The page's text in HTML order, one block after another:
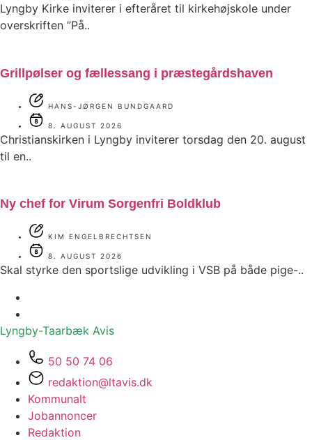
Lyngby Kirke inviterer i efteråret til kirkehøjskole under
overskriften ”På..
Grillpølser og fællessang i præstegårdshaven
HANS-JØRGEN BUNDGAARD
8. AUGUST 2026
Christianskirken i Lyngby inviterer torsdag den 20. august
til en..
Ny chef for Virum Sorgenfri Boldklub
KIM ENGELBRECHTSEN
8. AUGUST 2026
Skal styrke den sportslige udvikling i VSB på både pige-..
Lyngby-Taarbæk Avis
50 50 74 06
redaktion@ltavis.dk
Kommunalt
Jobannoncer
Redaktion